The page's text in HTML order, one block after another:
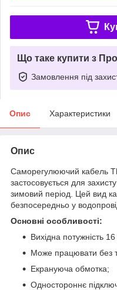
Що таке купити з
Замовлення під
Опис Характеристики
Опис
Саморегулюючий кабель
застосовується для
зимовий період. Цей вид
безпосередньо у
Основні особливості:
Вихідна потужність
Може працювати без
Екрануюча обмотка;
Одностороннє